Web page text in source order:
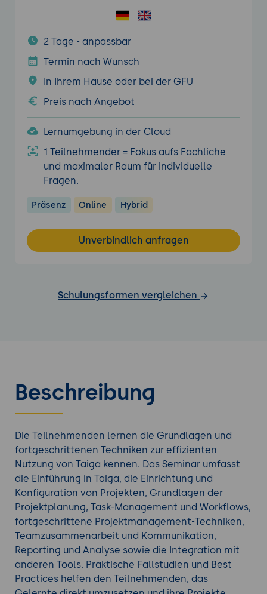
2 Tage - anpassbar
Termin nach Wunsch
In Ihrem Hause oder bei der GFU
Preis nach Angebot
Lernumgebung in der Cloud
1 Teilnehmender = Fokus aufs Fachliche
und maximaler Raum für individuelle
Fragen.
Präsenz Online Hybrid
Unverbindlich anfragen
Schulungsformen vergleichen
Beschreibung
Die Teilnehmenden lernen die Grundlagen und
fortgeschrittenen Techniken zur effizienten
Nutzung von Taiga kennen. Das Seminar umfasst
die Einführung in Taiga, die Einrichtung und
Konfiguration von Projekten, Grundlagen der
Projektplanung, Task-Management und Workflows,
fortgeschrittene Projektmanagement-Techniken,
Teamzusammenarbeit und Kommunikation,
Reporting und Analyse sowie die Integration mit
anderen Tools. Praktische Fallstudien und Best
Practices helfen den Teilnehmenden, das